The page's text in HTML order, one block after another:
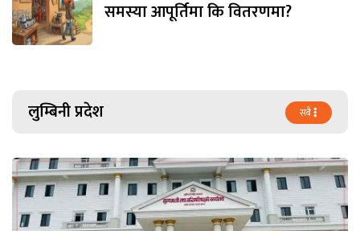
समस्या आपूर्तिमा कि वितरणमा?
लुम्बिनी प्रदेश सबै